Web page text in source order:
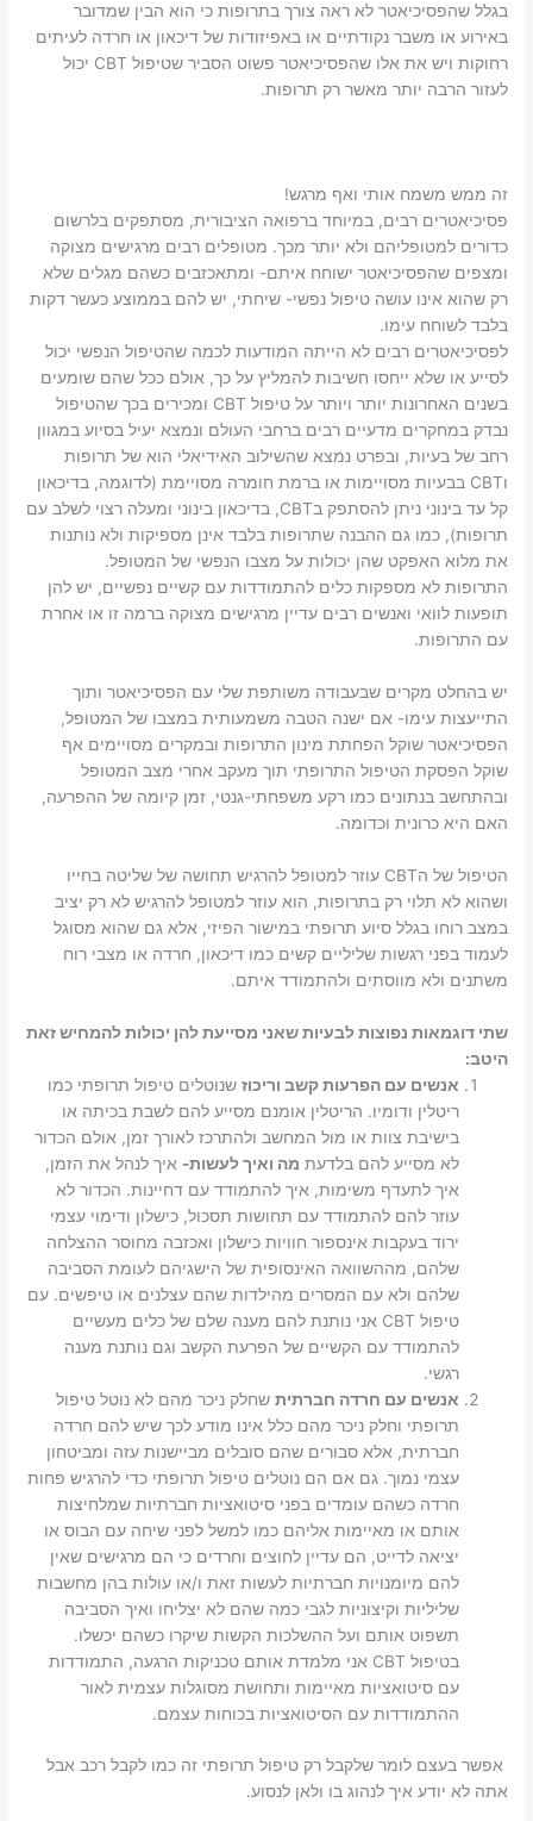
בגלל שהפסיכיאטר לא ראה צורך בתרופות כי הוא הבין שמדובר
באירוע או משבר נקודתיים או באפיזודות של דיכאון או חרדה לעיתים
רחוקות ויש את אלו שהפסיכיאטר פשוט הסביר שטיפול CBT יכול
לעזור הרבה יותר מאשר רק תרופות.
זה ממש משמח אותי ואף מרגש!
פסיכיאטרים רבים, במיוחד ברפואה הציבורית, מסתפקים בלרשום
כדורים למטופליהם ולא יותר מכך. מטופלים רבים מרגישים מצוקה
ומצפים שהפסיכיאטר ישוחח איתם- ומתאכזבים כשהם מגלים שלא
רק שהוא אינו עושה טיפול נפשי- שיחתי, יש להם בממוצע כעשר דקות
בלבד לשוחח עימו.
לפסיכיאטרים רבים לא הייתה המודעות לכמה שהטיפול הנפשי יכול
לסייע או שלא ייחסו חשיבות להמליץ על כך, אולם ככל שהם שומעים
בשנים האחרונות יותר ויותר על טיפול CBT ומכירים בכך שהטיפול
נבדק במחקרים מדעיים רבים ברחבי העולם ונמצא יעיל בסיוע במגוון
רחב של בעיות, ובפרט נמצא שהשילוב האידיאלי הוא של תרופות
וCBT בבעיות מסויימות או ברמת חומרה מסויימת (לדוגמה, בדיכאון
קל עד בינוני ניתן להסתפק בCBT, בדיכאון בינוני ומעלה רצוי לשלב עם
תרופות), כמו גם ההבנה שתרופות בלבד אינן מספיקות ולא נותנות
את מלוא האפקט שהן יכולות על מצבו הנפשי של המטופל.
התרופות לא מספקות כלים להתמודדות עם קשיים נפשיים, יש להן
תופעות לוואי ואנשים רבים עדיין מרגישים מצוקה ברמה זו או אחרת
עם התרופות.
יש בהחלט מקרים שבעבודה משותפת שלי עם הפסיכיאטר ותוך
התייעצות עימו- אם ישנה הטבה משמעותית במצבו של המטופל,
הפסיכיאטר שוקל הפחתת מינון התרופות ובמקרים מסויימים אף
שוקל הפסקת הטיפול התרופתי תוך מעקב אחרי מצב המטופל
ובהתחשב בנתונים כמו רקע משפחתי-גנטי, זמן קיומה של ההפרעה,
האם היא כרונית וכדומה.
הטיפול של הCBT עוזר למטופל להרגיש תחושה של שליטה בחייו
ושהוא לא תלוי רק בתרופות, הוא עוזר למטופל להרגיש לא רק יציב
במצב רוחו בגלל סיוע תרופתי במישור הפיזי, אלא גם שהוא מסוגל
לעמוד בפני רגשות שליליים קשים כמו דיכאון, חרדה או מצבי רוח
משתנים ולא מווסתים ולהתמודד איתם.
שתי דוגמאות נפוצות לבעיות שאני מסייעת להן יכולות להמחיש זאת
היטב:
אנשים עם הפרעות קשב וריכוז שנוטלים טיפול תרופתי כמו
ריטלין ודומיו. הריטלין אומנם מסייע להם לשבת בכיתה או
בישיבת צוות או מול המחשב ולהתרכז לאורך זמן, אולם הכדור
לא מסייע להם בלדעת מה ואיך לעשות- איך לנהל את הזמן,
איך לתעדף משימות, איך להתמודד עם דחיינות. הכדור לא
עוזר להם להתמודד עם תחושות תסכול, כישלון ודימוי עצמי
ירוד בעקבות אינספור חוויות כישלון ואכזבה מחוסר ההצלחה
שלהם, מההשוואה האינסופית של הישגיהם לעומת הסביבה
שלהם ולא עם המסרים מהילדות שהם עצלנים או טיפשים. עם
טיפול CBT אני נותנת להם מענה שלם של כלים מעשיים
להתמודד עם הקשיים של הפרעת הקשב וגם נותנת מענה
רגשי.
אנשים עם חרדה חברתית שחלק ניכר מהם לא נוטל טיפול
תרופתי וחלק ניכר מהם כלל אינו מודע לכך שיש להם חרדה
חברתית, אלא סבורים שהם סובלים מביישנות עזה ומביטחון
עצמי נמוך. גם אם הם נוטלים טיפול תרופתי כדי להרגיש פחות
חרדה כשהם עומדים בפני סיטואציות חברתיות שמלחיצות
אותם או מאיימות אליהם כמו למשל לפני שיחה עם הבוס או
יציאה לדייט, הם עדיין לחוצים וחרדים כי הם מרגישים שאין
להם מיומנויות חברתיות לעשות זאת ו/או עולות בהן מחשבות
שליליות וקיצוניות לגבי כמה שהם לא יצליחו ואיך הסביבה
תשפוט אותם ועל ההשלכות הקשות שיקרו כשהם יכשלו.
בטיפול CBT אני מלמדת אותם טכניקות הרגעה, התמודדות
עם סיטואציות מאיימות ותחושת מסוגלות עצמית לאור
ההתמודדות עם הסיטואציות בכוחות עצמם.
אפשר בעצם לומר שלקבל רק טיפול תרופתי זה כמו לקבל רכב אבל
אתה לא יודע איך לנהוג בו ולאן לנסוע.